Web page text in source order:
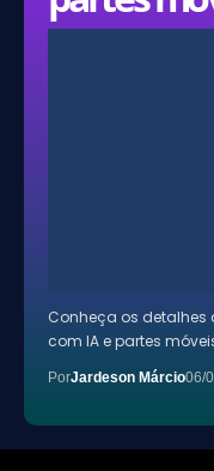
Conheça os
com IA e partes
PorJardeson Márcio06/